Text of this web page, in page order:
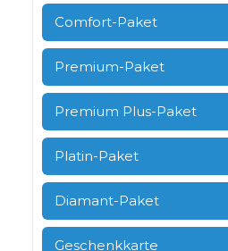
Comfort-Paket
Premium-Paket
Premium Plus-Paket
Platin-Paket
Diamant-Paket
Geschenkkarte